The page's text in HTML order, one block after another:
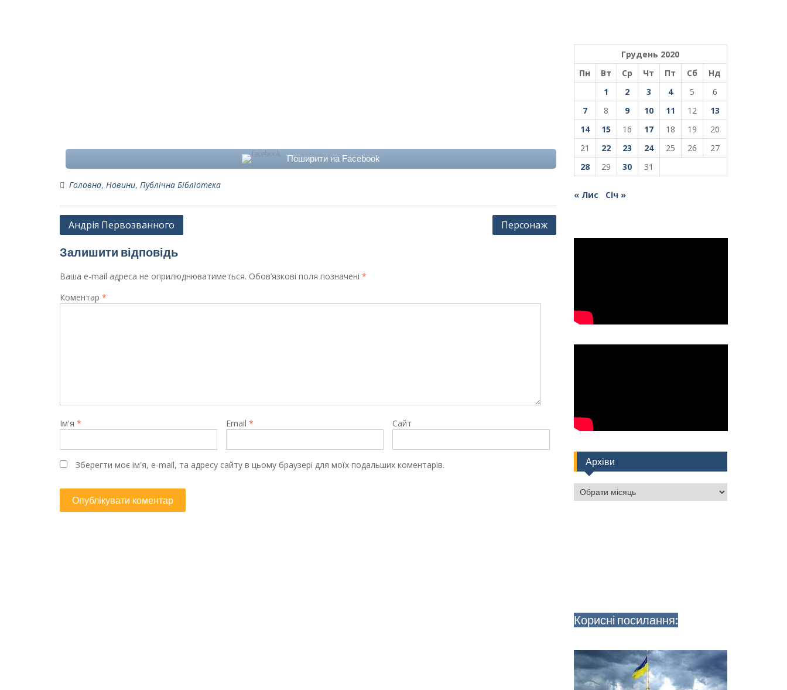
Поширити на Facebook
Головна, Новини, Публічна Бібліотека
Навігація
Андрія Первозванного Персонаж
Залишити відповідь
Ваша e-mail адреса не оприлюднюватиметься. Обов’язкові поля позначені *
Коментар *
Ім'я * Email * Сайт
Зберегти моє ім'я, e-mail, та адресу сайту в цьому браузері для моїх подальших коментарів.
Грудень 2020
Пн
Вт Ср Чт Пт Сб
Нд
1
2 3 4 5
6
7
8 9 10 11 12
13
14
15 16 17 18 19
20
21
22 23 24 25 26
27
28
29 30 31
« Лис Січ »
Архіви
Архіви
Корисні посилання: